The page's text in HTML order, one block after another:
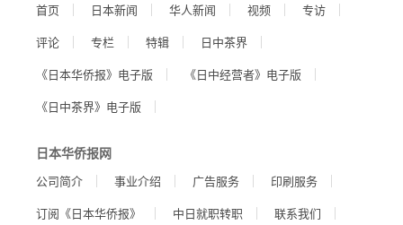
首页 日本新闻 华人新闻 视频
专访
评论
专栏 特辑
日中茶界
《日本华侨报》电子版
《日中经营者》电子版
《日中茶界》电子版
日本华侨报网
公司简介 事业介绍 广告服务
印刷服务
订阅《日本华侨报》
中日就职转职 联系我们